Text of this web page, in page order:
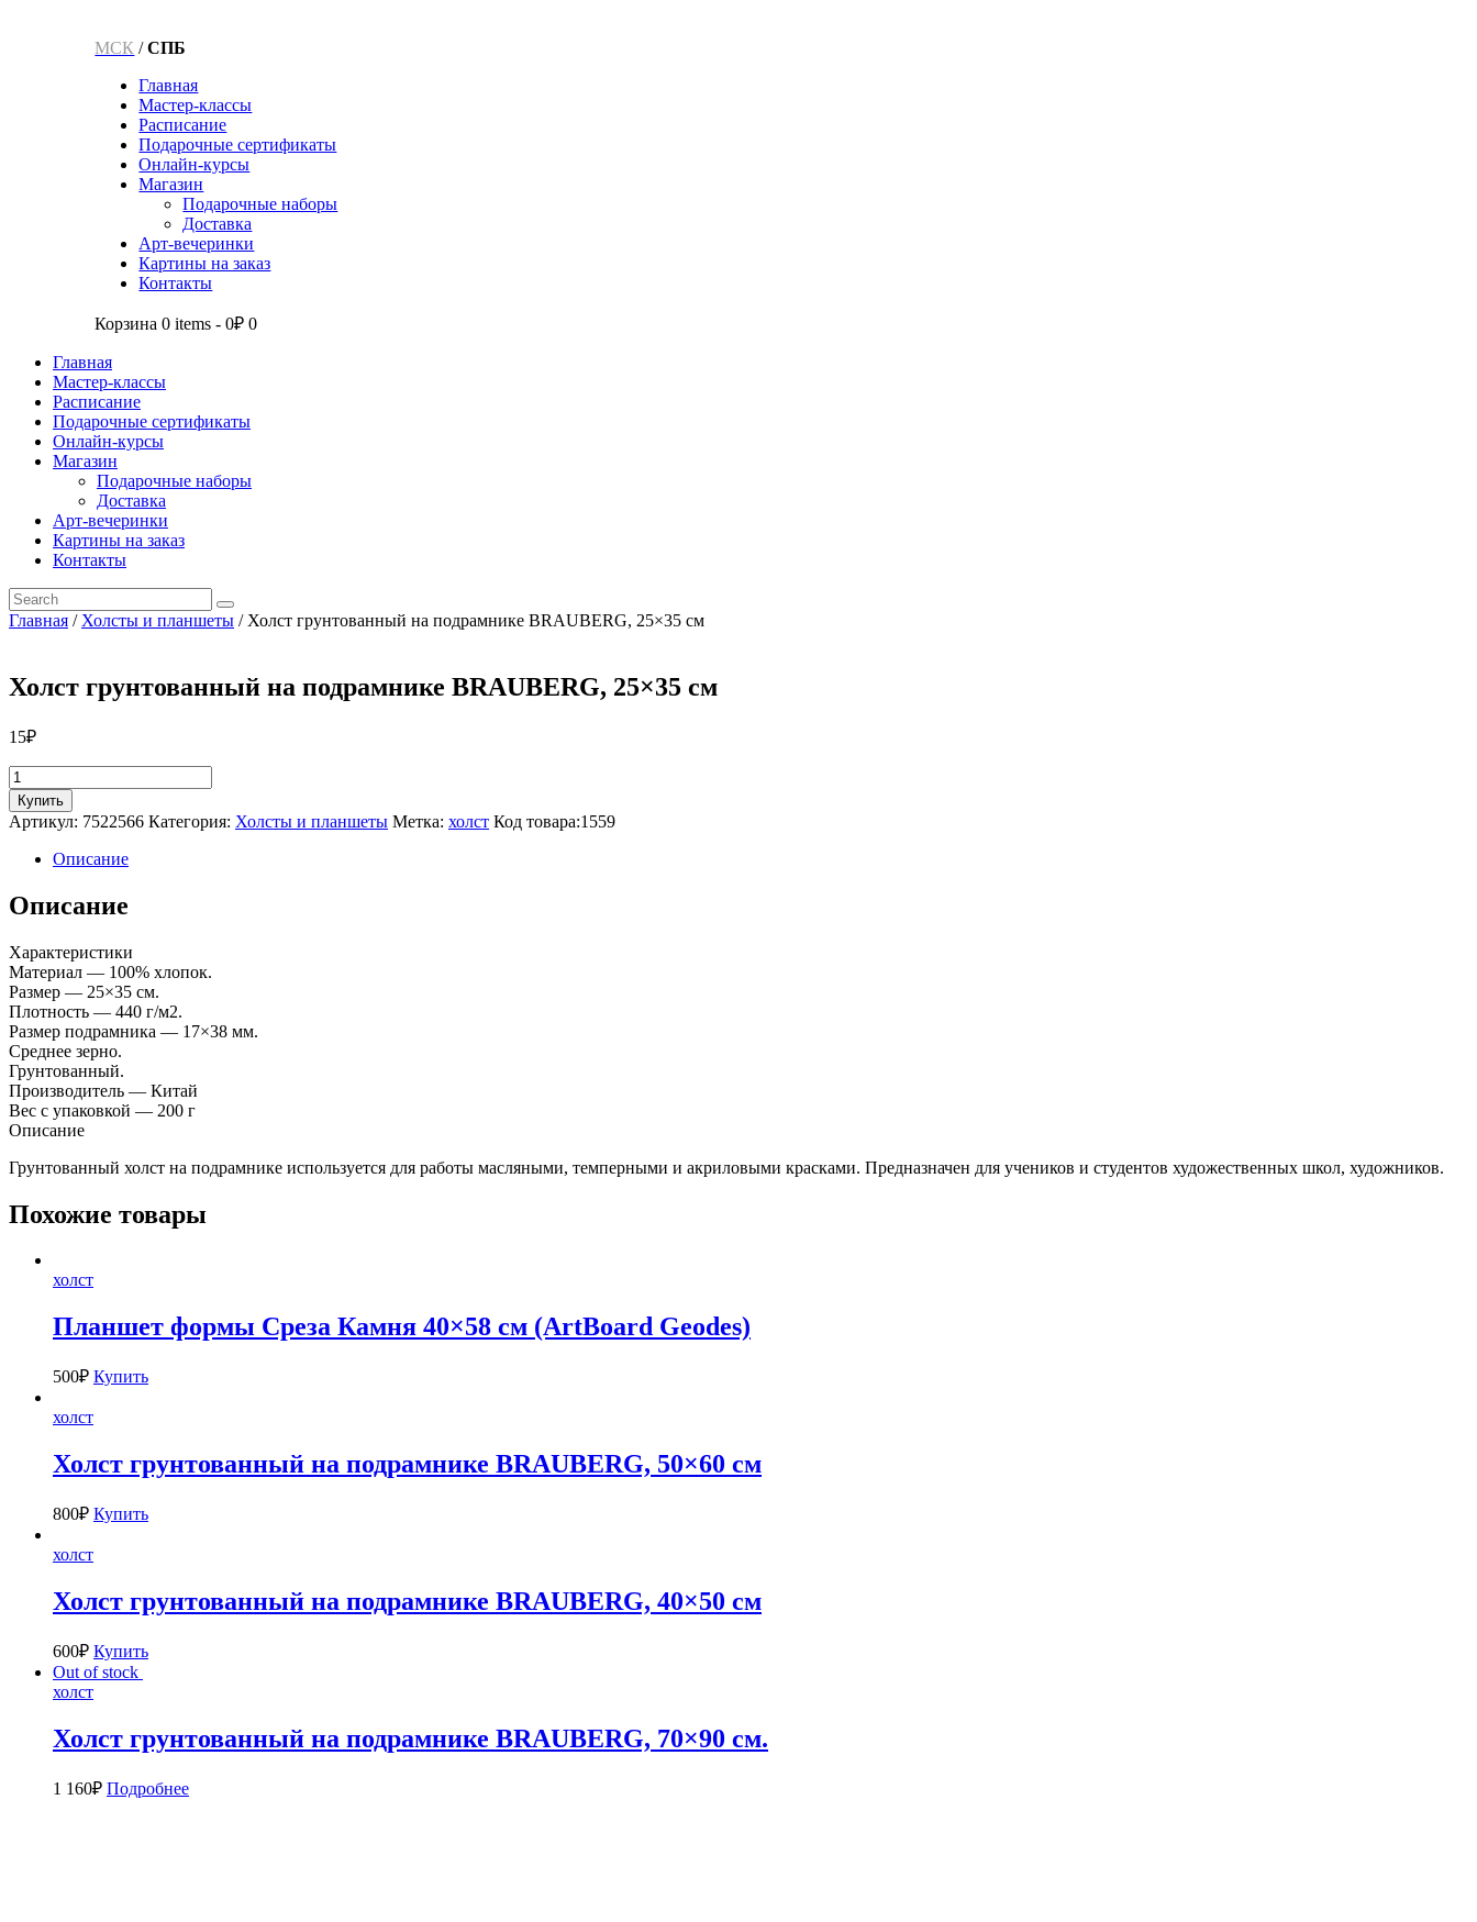
МСК /СПБ
Главная
Мастер-классы
Расписание
Подарочные сертификаты
Онлайн-курсы
Магазин
Подарочные наборы
Доставка
Арт-вечеринки
Картины на заказ
Контакты
Корзина 0 items -0₽ 0
Главная
Мастер-классы
Расписание
Подарочные сертификаты
Онлайн-курсы
Магазин
Подарочные наборы
Доставка
Арт-вечеринки
Картины на заказ
Контакты
Главная / Холсты и планшеты / Холст грунтованный на подрамнике BRAUBERG, 25×35 см
Холст грунтованный на подрамнике BRAUBERG, 25×35 см
15₽
Количество
товара
Холст
грунтованный
подрамнике
BRAUBERG,
25×35
Купить
Артикул: 7522566 Категория: Холсты и планшеты Метка: холст Код товара:1559
Описание
Описание
Характеристики
Материал — 100% хлопок.
Размер — 25×35 см.
Плотность — 440 г/м2.
Размер подрамника — 17×38 мм.
Среднее зерно.
Грунтованный.
Производитель — Китай
Вес с упаковкой — 200 г
Описание
Грунтованный холст на подрамнике используется для работы масляными, темперными и акриловыми красками. Предназначен для учеников и студентов художественных школ, художников.
Похожие товары
холст
Планшет формы Среза Камня 40×58 см (ArtBoard Geodes)
500₽ Купить
холст
Холст грунтованный на подрамнике BRAUBERG, 50×60 см
800₽ Купить
холст
Холст грунтованный на подрамнике BRAUBERG, 40×50 см
600₽ Купить
Out of stock
холст
Холст грунтованный на подрамнике BRAUBERG, 70×90 см.
1 160₽ Подробнее